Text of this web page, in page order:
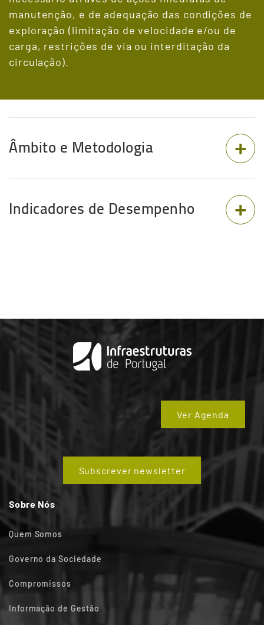
manutenção, e de adequação das condições de
exploração (limitação de velocidade e/ou de
carga, restrições de via ou interditação da
circulação).
Conteudo
Âmbito e Metodologia
Indicadores de Desempenho
Ver Agenda
Subscrever newsletter
Sobre Nós
Quem Somos
Governo da Sociedade
Compromissos
Informação de Gestão